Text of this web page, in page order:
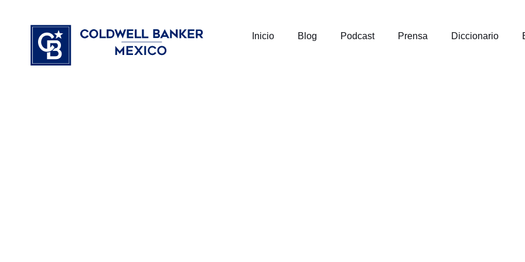
contenido
Inicio Blog Podcast Prensa Diccionario